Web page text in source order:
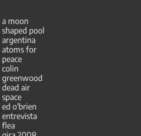
a moon
shaped pool
argentina
atoms for
peace
colin
greenwood
dead air
space
ed o'brien
entrevista
flea